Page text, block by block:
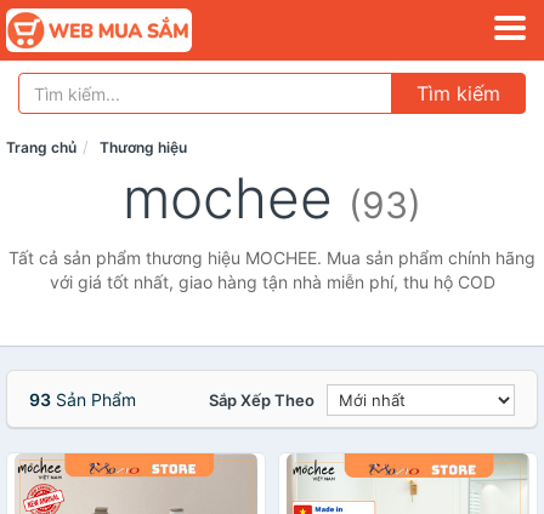
Tìm kiếm
Trang chủ Thương hiệu
mochee (93)
Tất cả sản phẩm thương hiệu MOCHEE. Mua sản phẩm chính hãng
với giá tốt nhất, giao hàng tận nhà miễn phí, thu hộ COD
93 Sản Phẩm Sắp Xếp Theo